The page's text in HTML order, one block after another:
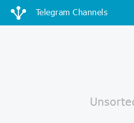
Telegram Channels